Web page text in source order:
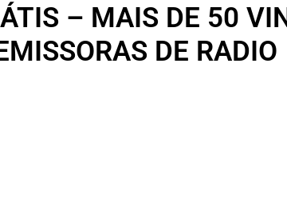
– MAIS DE 50
DE RADIO